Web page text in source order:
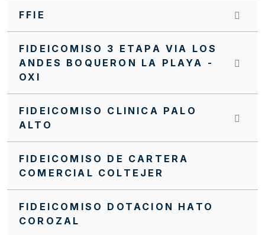
FFIE
FIDEICOMISO 3 ETAPA VIA LOS
ANDES BOQUERON LA PLAYA -
OXI
FIDEICOMISO CLINICA PALO
ALTO
FIDEICOMISO DE CARTERA
COMERCIAL COLTEJER
FIDEICOMISO DOTACION HATO
COROZAL